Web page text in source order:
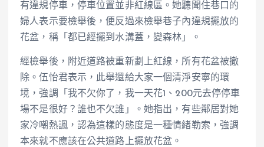
有違規停車，停車位置並非紅線區。她聽聞住巷口的
婦人表示要檢舉後，便反過來檢舉巷子內違規擺放的
花盆，稱「都已經擺到水溝蓋，變森林」。
經檢舉後，附近道路被重新劃上紅線，所有花盆被撤
除。伍怡君表示，此舉還給大家一個清淨安寧的環
境，強調「我不欠你了，我一天花1、200元去停停車
場不是很好？誰也不欠誰」。她指出，有些鄰居對她
家冷嘲熱諷，認為這樣的態度是一種情緒勒索，強調
本來就不應該在公共道路上擺放花盆。